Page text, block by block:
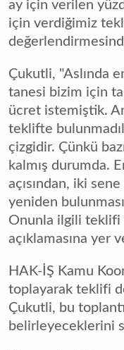
ay için verilen
için verdiğimiz
Çukutli, "Aslında
tanesi bizim için
ücret istemiştik.
teklifte
çizgidir. Çünkü
kalmış durumda.
açısından, iki
yeniden
Onunla ilgili teklifi
açıklamasına yer
HAK-İŞ Kamu
toplayarak teklifi
Çukutli, bu
belirleyeceklerini